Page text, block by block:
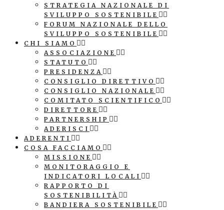
STRATEGIA NAZIONALE DI
SVILUPPO SOSTENIBILE
FORUM NAZIONALE DELLO
SVILUPPO SOSTENIBILE
CHI SIAMO
ASSOCIAZIONE
STATUTO
PRESIDENZA
CONSIGLIO DIRETTIVO
CONSIGLIO NAZIONALE
COMITATO SCIENTIFICO
DIRETTORE
PARTNERSHIP
ADERISCI
ADERENTI
COSA FACCIAMO
MISSIONE
MONITORAGGIO E
INDICATORI LOCALI
RAPPORTO DI
SOSTENIBILITÀ
BANDIERA SOSTENIBILE